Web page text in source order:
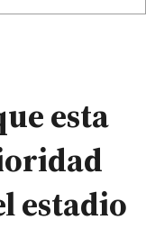
esta
estadio